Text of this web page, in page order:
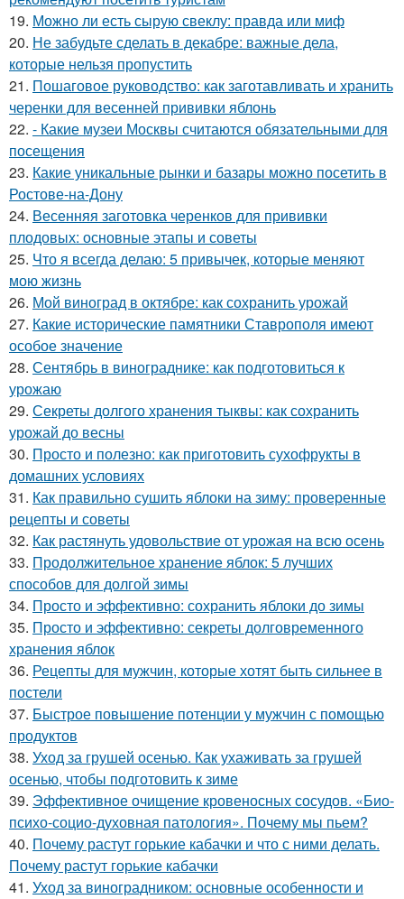
19. Можно ли есть сырую свеклу: правда или миф
20. Не забудьте сделать в декабре: важные дела,
которые нельзя пропустить
21. Пошаговое руководство: как заготавливать и хранить
черенки для весенней прививки яблонь
22. - Какие музеи Москвы считаются обязательными для
посещения
23. Какие уникальные рынки и базары можно посетить в
Ростове-на-Дону
24. Весенняя заготовка черенков для прививки
плодовых: основные этапы и советы
25. Что я всегда делаю: 5 привычек, которые меняют
мою жизнь
26. Мой виноград в октябре: как сохранить урожай
27. Какие исторические памятники Ставрополя имеют
особое значение
28. Сентябрь в винограднике: как подготовиться к
урожаю
29. Секреты долгого хранения тыквы: как сохранить
урожай до весны
30. Просто и полезно: как приготовить сухофрукты в
домашних условиях
31. Как правильно сушить яблоки на зиму: проверенные
рецепты и советы
32. Как растянуть удовольствие от урожая на всю осень
33. Продолжительное хранение яблок: 5 лучших
способов для долгой зимы
34. Просто и эффективно: сохранить яблоки до зимы
35. Просто и эффективно: секреты долговременного
хранения яблок
36. Рецепты для мужчин, которые хотят быть сильнее в
постели
37. Быстрое повышение потенции у мужчин с помощью
продуктов
38. Уход за грушей осенью. Как ухаживать за грушей
осенью, чтобы подготовить к зиме
39. Эффективное очищение кровеносных сосудов. «Био-
психо-социо-духовная патология». Почему мы пьем?
40. Почему растут горькие кабачки и что с ними делать.
Почему растут горькие кабачки
41. Уход за виноградником: основные особенности и